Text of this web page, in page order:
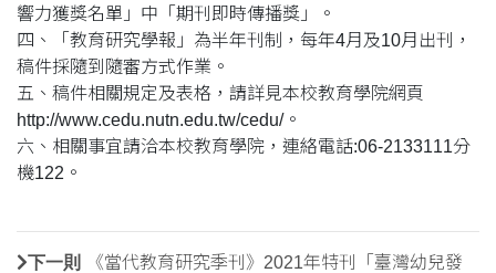
響力獲獎名單」中「期刊即時傳播獎」。
四、「教育研究學報」為半年刊制，每年4月及10月出刊，
稿件採隨到隨審方式作業。
五、稿件相關規定及表格，請詳見本校教育學院網頁
http://www.cedu.nutn.edu.tw/cedu/。
六、相關事宜請洽本校教育學院，連絡電話:06-2133111分
機122。
下一則
《當代教育研究季刊》2021年特刊「臺灣幼兒發